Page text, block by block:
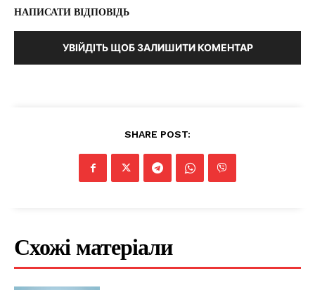
НАПИСАТИ ВІДПОВІДЬ
УВІЙДІТЬ ЩОБ ЗАЛИШИТИ КОМЕНТАР
SHARE POST:
Схожі матеріали